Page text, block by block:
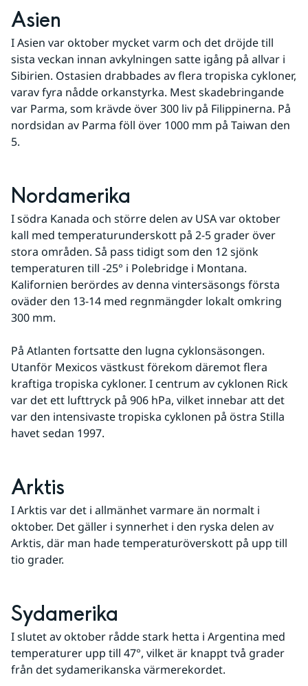
Asien
I Asien var oktober mycket varm och det dröjde till
sista veckan innan avkylningen satte igång på allvar i
Sibirien. Ostasien drabbades av flera tropiska cykloner,
varav fyra nådde orkanstyrka. Mest skadebringande
var Parma, som krävde över 300 liv på Filippinerna. På
nordsidan av Parma föll över 1000 mm på Taiwan den
5.
Nordamerika
I södra Kanada och större delen av USA var oktober
kall med temperaturunderskott på 2-5 grader över
stora områden. Så pass tidigt som den 12 sjönk
temperaturen till -25° i Polebridge i Montana.
Kalifornien berördes av denna vintersäsongs första
oväder den 13-14 med regnmängder lokalt omkring
300 mm.
På Atlanten fortsatte den lugna cyklonsäsongen.
Utanför Mexicos västkust förekom däremot flera
kraftiga tropiska cykloner. I centrum av cyklonen Rick
var det ett lufttryck på 906 hPa, vilket innebar att det
var den intensivaste tropiska cyklonen på östra Stilla
havet sedan 1997.
Arktis
I Arktis var det i allmänhet varmare än normalt i
oktober. Det gäller i synnerhet i den ryska delen av
Arktis, där man hade temperaturöverskott på upp till
tio grader.
Sydamerika
I slutet av oktober rådde stark hetta i Argentina med
temperaturer upp till 47°, vilket är knappt två grader
från det sydamerikanska värmerekordet.